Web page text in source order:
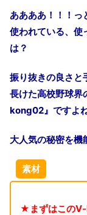
ああああ！！！っ
使われている、使
は？
振り抜きの良さと
長けた高校野球界
kong02』ですよ
大人気の秘密を機
素材
★まずはこの